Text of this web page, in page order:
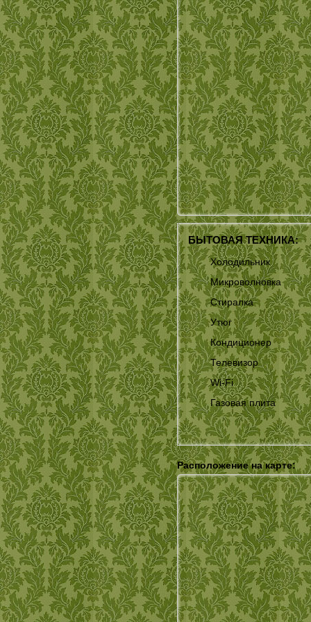
БЫТОВАЯ ТЕХНИКА:
Холодильник
Микроволновка
Стиралка
Утюг
Кондиционер
Телевизор
Wi-Fi
Газовая плита
Расположение на карте: